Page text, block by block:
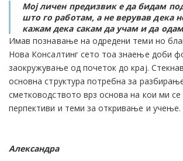
Мој личен предизвик е да бидам
што го работам, а не верував дека
кажам дека сакам да учам и да
Имав познавање на одредени теми но
Нова Консалтинг сето тоа знаење доби
заокружување од почеток до крај.
основна структура потребна за
сметководството врз основа на кои ми се
перпективи и теми за откривање и учење.
Александра